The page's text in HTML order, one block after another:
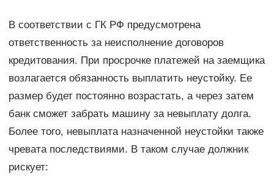
В соответствии с ГК РФ предусмотрена
ответственность за неисполнение договоров
кредитования. При просрочке платежей на заемщика
возлагается обязанность выплатить неустойку. Ее
размер будет постоянно возрастать, а через затем
банк сможет забрать машину за невыплату долга.
Более того, невыплата назначенной неустойки также
чревата последствиями. В таком случае должник
рискует: